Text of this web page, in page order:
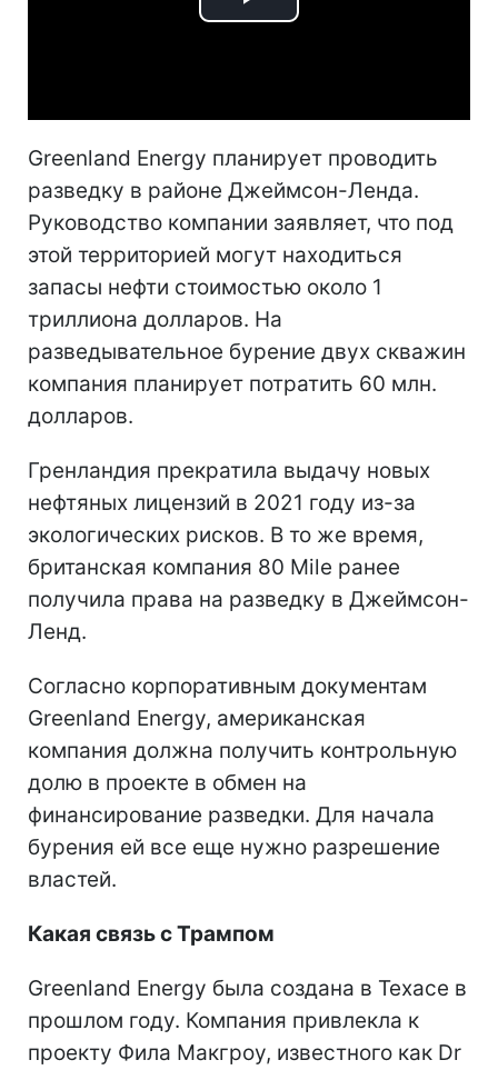
Play
Greenland Energy планирует проводить
разведку в районе Джеймсон-Ленда.
Руководство компании заявляет, что под
этой территорией могут находиться
запасы нефти стоимостью около 1
триллиона долларов. На
разведывательное бурение двух скважин
компания планирует потратить 60 млн.
долларов.
Гренландия прекратила выдачу новых
нефтяных лицензий в 2021 году из-за
экологических рисков. В то же время,
британская компания 80 Mile ранее
получила права на разведку в Джеймсон-
Ленд.
Согласно корпоративным документам
Greenland Energy, американская
компания должна получить контрольную
долю в проекте в обмен на
финансирование разведки. Для начала
бурения ей все еще нужно разрешение
властей.
Какая связь с Трампом
Greenland Energy была создана в Техасе в
прошлом году. Компания привлекла к
проекту Фила Макгроу, известного как Dr